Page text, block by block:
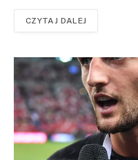
CZYTAJ DALEJ